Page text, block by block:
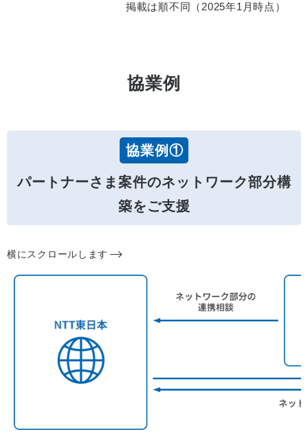
掲載は順不同（2025年1月時点）
協業例
協業例①
パートナーさま案件のネットワーク部分構
築をご支援
横にスクロールします